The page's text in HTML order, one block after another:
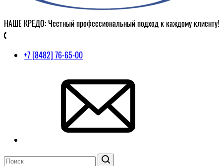
НАШЕ КРЕДО: Честный профессиональный подход к каждому клиенту!
+7 [8482] 76-65-00